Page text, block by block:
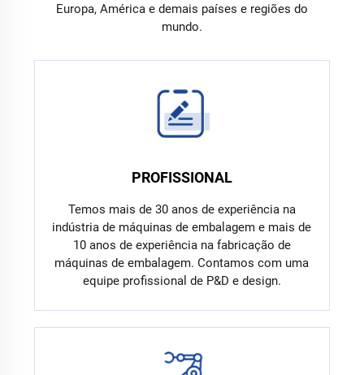
Europa, América e demais países e regiões do
mundo.
PROFISSIONAL
Temos mais de 30 anos de experiência na
indústria de máquinas de embalagem e mais de
10 anos de experiência na fabricação de
máquinas de embalagem. Contamos com uma
equipe profissional de P&D e design.